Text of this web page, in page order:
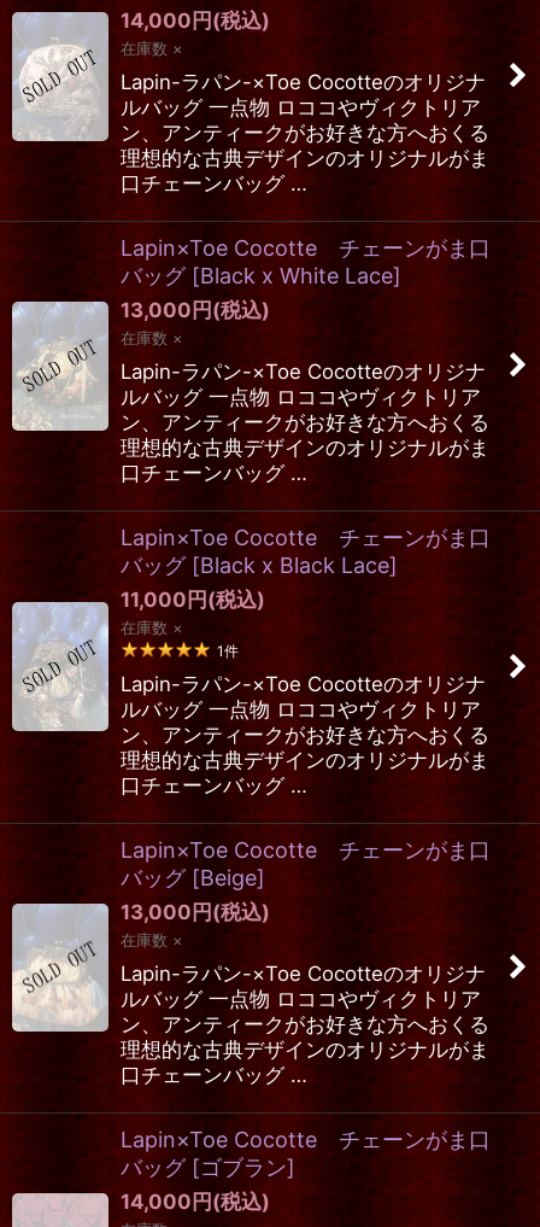
14,000円(税込)
在庫数 ×
Lapin-ラパン-×Toe Cocotteのオリジナ
ルバッグ 一点物 ロココやヴィクトリア
ン、アンティークがお好きな方へおくる
理想的な古典デザインのオリジナルがま
口チェーンバッグ …
Lapin×Toe Cocotte チェーンがま口
バッグ [Black x White Lace]
13,000円(税込)
在庫数 ×
Lapin-ラパン-×Toe Cocotteのオリジナ
ルバッグ 一点物 ロココやヴィクトリア
ン、アンティークがお好きな方へおくる
理想的な古典デザインのオリジナルがま
口チェーンバッグ …
Lapin×Toe Cocotte チェーンがま口
バッグ [Black x Black Lace]
11,000円(税込)
在庫数 ×
1件
Lapin-ラパン-×Toe Cocotteのオリジナ
ルバッグ 一点物 ロココやヴィクトリア
ン、アンティークがお好きな方へおくる
理想的な古典デザインのオリジナルがま
口チェーンバッグ …
Lapin×Toe Cocotte チェーンがま口
バッグ [Beige]
13,000円(税込)
在庫数 ×
Lapin-ラパン-×Toe Cocotteのオリジナ
ルバッグ 一点物 ロココやヴィクトリア
ン、アンティークがお好きな方へおくる
理想的な古典デザインのオリジナルがま
口チェーンバッグ …
Lapin×Toe Cocotte チェーンがま口
バッグ [ゴブラン]
14,000円(税込)